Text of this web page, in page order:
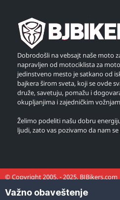
Dobrodošli na vebsajt naše moto
napravljen od motociklista za
jedinstveno mesto je satkano od
bajkera širom sveta, koji se ovde
druže, savetuju, pomažu i
okupljanjima i zajedničkim
Želimo podeliti našu dobru
ljudi, zato vas pozivamo da nam
© Copyright 2005. - 2025. BJBikers.com
Važno obaveštenje